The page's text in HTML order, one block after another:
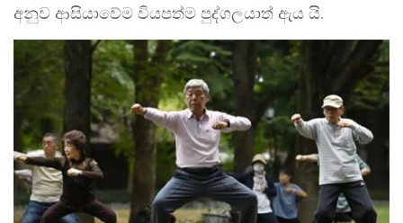
අනුව ආසියාවේම වියපත්ම පුද්ගලයාත් ඇය යි.